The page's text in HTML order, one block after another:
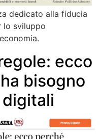
dedicato alla fiducia
lo sviluppo
ecco
bisogno